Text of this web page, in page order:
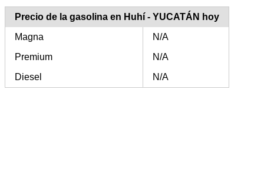
Precio de la gasolina en Huhí - YUCATÁN hoy
Magna
N/A
Premium
N/A
Diesel
N/A